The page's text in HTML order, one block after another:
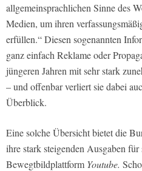
allgemeinsprachlichen Sinne des
Medien, um ihren
erfüllen.“ Diesen sogenannten
ganz einfach Reklame oder
jüngeren Jahren mit sehr stark
– und offenbar verliert sie dabei
Überblick.
Eine solche Übersicht bietet die
ihre stark steigenden Ausgaben
Bewegtbildplattform Youtube.